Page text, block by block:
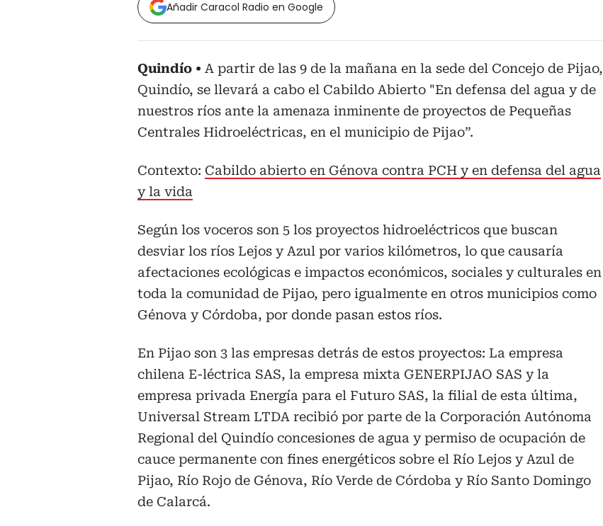
Añadir Caracol Radio en Google
Quindío
A partir de las 9 de la mañana en la sede del Concejo de Pijao,
Quindío, se llevará a cabo el Cabildo Abierto "En defensa del agua y de
nuestros ríos ante la amenaza inminente de proyectos de Pequeñas
Centrales Hidroeléctricas, en el municipio de Pijao”.
Contexto: Cabildo abierto en Génova contra PCH y en defensa del agua
y la vida
Según los voceros son 5 los proyectos hidroeléctricos que buscan
desviar los ríos Lejos y Azul por varios kilómetros, lo que causaría
afectaciones ecológicas e impactos económicos, sociales y culturales en
toda la comunidad de Pijao, pero igualmente en otros municipios como
Génova y Córdoba, por donde pasan estos ríos.
En Pijao son 3 las empresas detrás de estos proyectos: La empresa
chilena E-léctrica SAS, la empresa mixta GENERPIJAO SAS y la
empresa privada Energía para el Futuro SAS, la filial de esta última,
Universal Stream LTDA recibió por parte de la Corporación Autónoma
Regional del Quindío concesiones de agua y permiso de ocupación de
cauce permanente con fines energéticos sobre el Río Lejos y Azul de
Pijao, Río Rojo de Génova, Río Verde de Córdoba y Río Santo Domingo
de Calarcá.